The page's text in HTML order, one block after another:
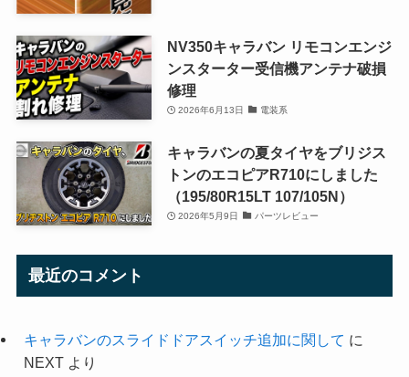
NV350キャラバン リモコンエンジ
ンスターター受信機アンテナ破損
修理
2026年6月13日 電装系
キャラバンの夏タイヤをブリジス
トンのエコピアR710にしました
（195/80R15LT 107/105N）
2026年5月9日 パーツレビュー
最近のコメント
キャラバンのスライドドアスイッチ追加に関して に
NEXTより